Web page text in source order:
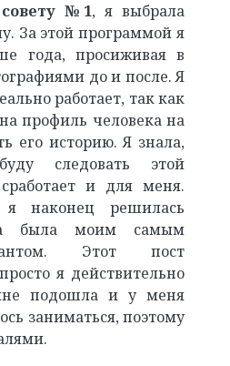
№1, я выбрала
За этой программой я
года, просиживая в
до и после. Я
работает, так как
профиль человека на
его историю. Я знала,
следовать этой
и для меня.
я наконец решилась
была моим самым
Этот пост
я действительно
подошла и у меня
заниматься, поэтому